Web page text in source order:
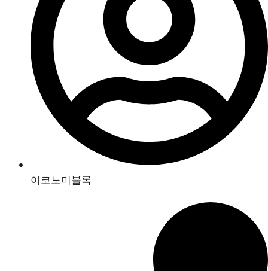
이코노미블록